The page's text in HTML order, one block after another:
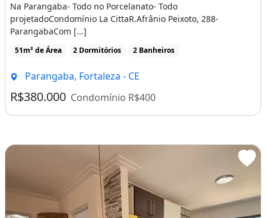
Na Parangaba- Todo no Porcelanato- Todo
projetadoCondomínio La CittaR.Afrânio Peixoto, 288-
ParangabaCom [...]
51m² de Área 2 Dormitórios 2 Banheiros
Parangaba, Fortaleza - CE
R$380.000 Condomínio R$400